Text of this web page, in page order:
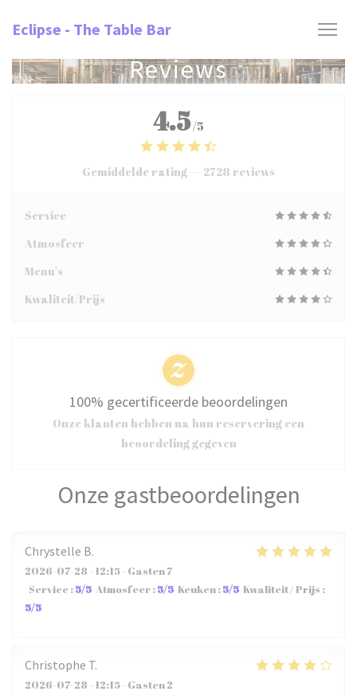
Eclipse - The Table Bar
Reviews
Onze gastbeoordelingen
Chrystelle B
2026-07-28 - 12:15 - Gasten 7
Service :5/5 Atmosfeer:5/5 Keuken:5/5 Kwaliteit / Prijs :
5/5
Christophe T
2026-07-28 - 12:15 - Gasten 2
4.5/5
Gemiddelde rating — 2728 reviews
Service
Atmosfeer
Menu's
Kwaliteit/Prijs
100% gecertificeerde beoordelingen
Onze klanten hebben na hun reservering een
beoordeling gegeven